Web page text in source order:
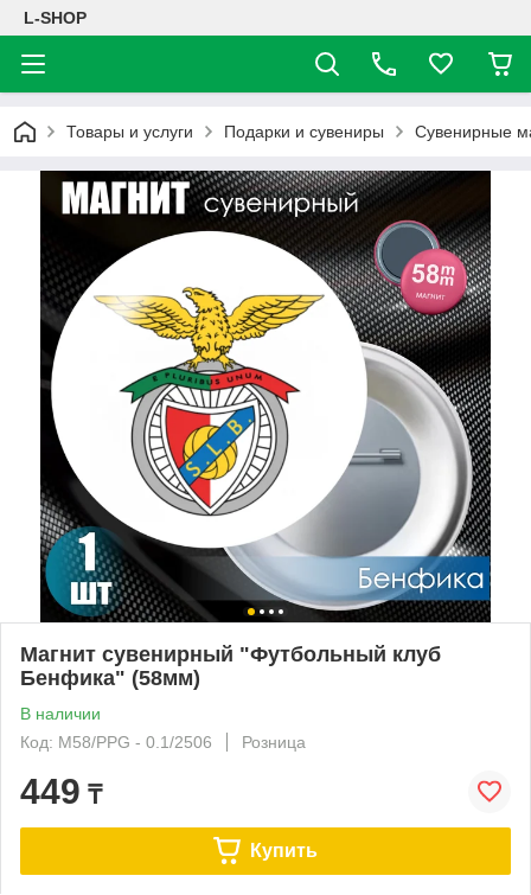
L-SHOP
Товары и услуги Подарки и сувениры Сувенирные
Магнит сувенирный "Футбольный клуб
Бенфика" (58мм)
В наличии
Код: M58/PPG - 0.1/2506
Розница
449 ₸
Купить